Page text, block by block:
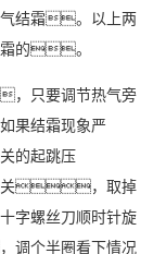
气结霜。以上两
霜的。
只要调节热气旁
果结霜现象严
的起跳压
关，取掉
字螺丝刀顺时针旋
个半圈看下情况